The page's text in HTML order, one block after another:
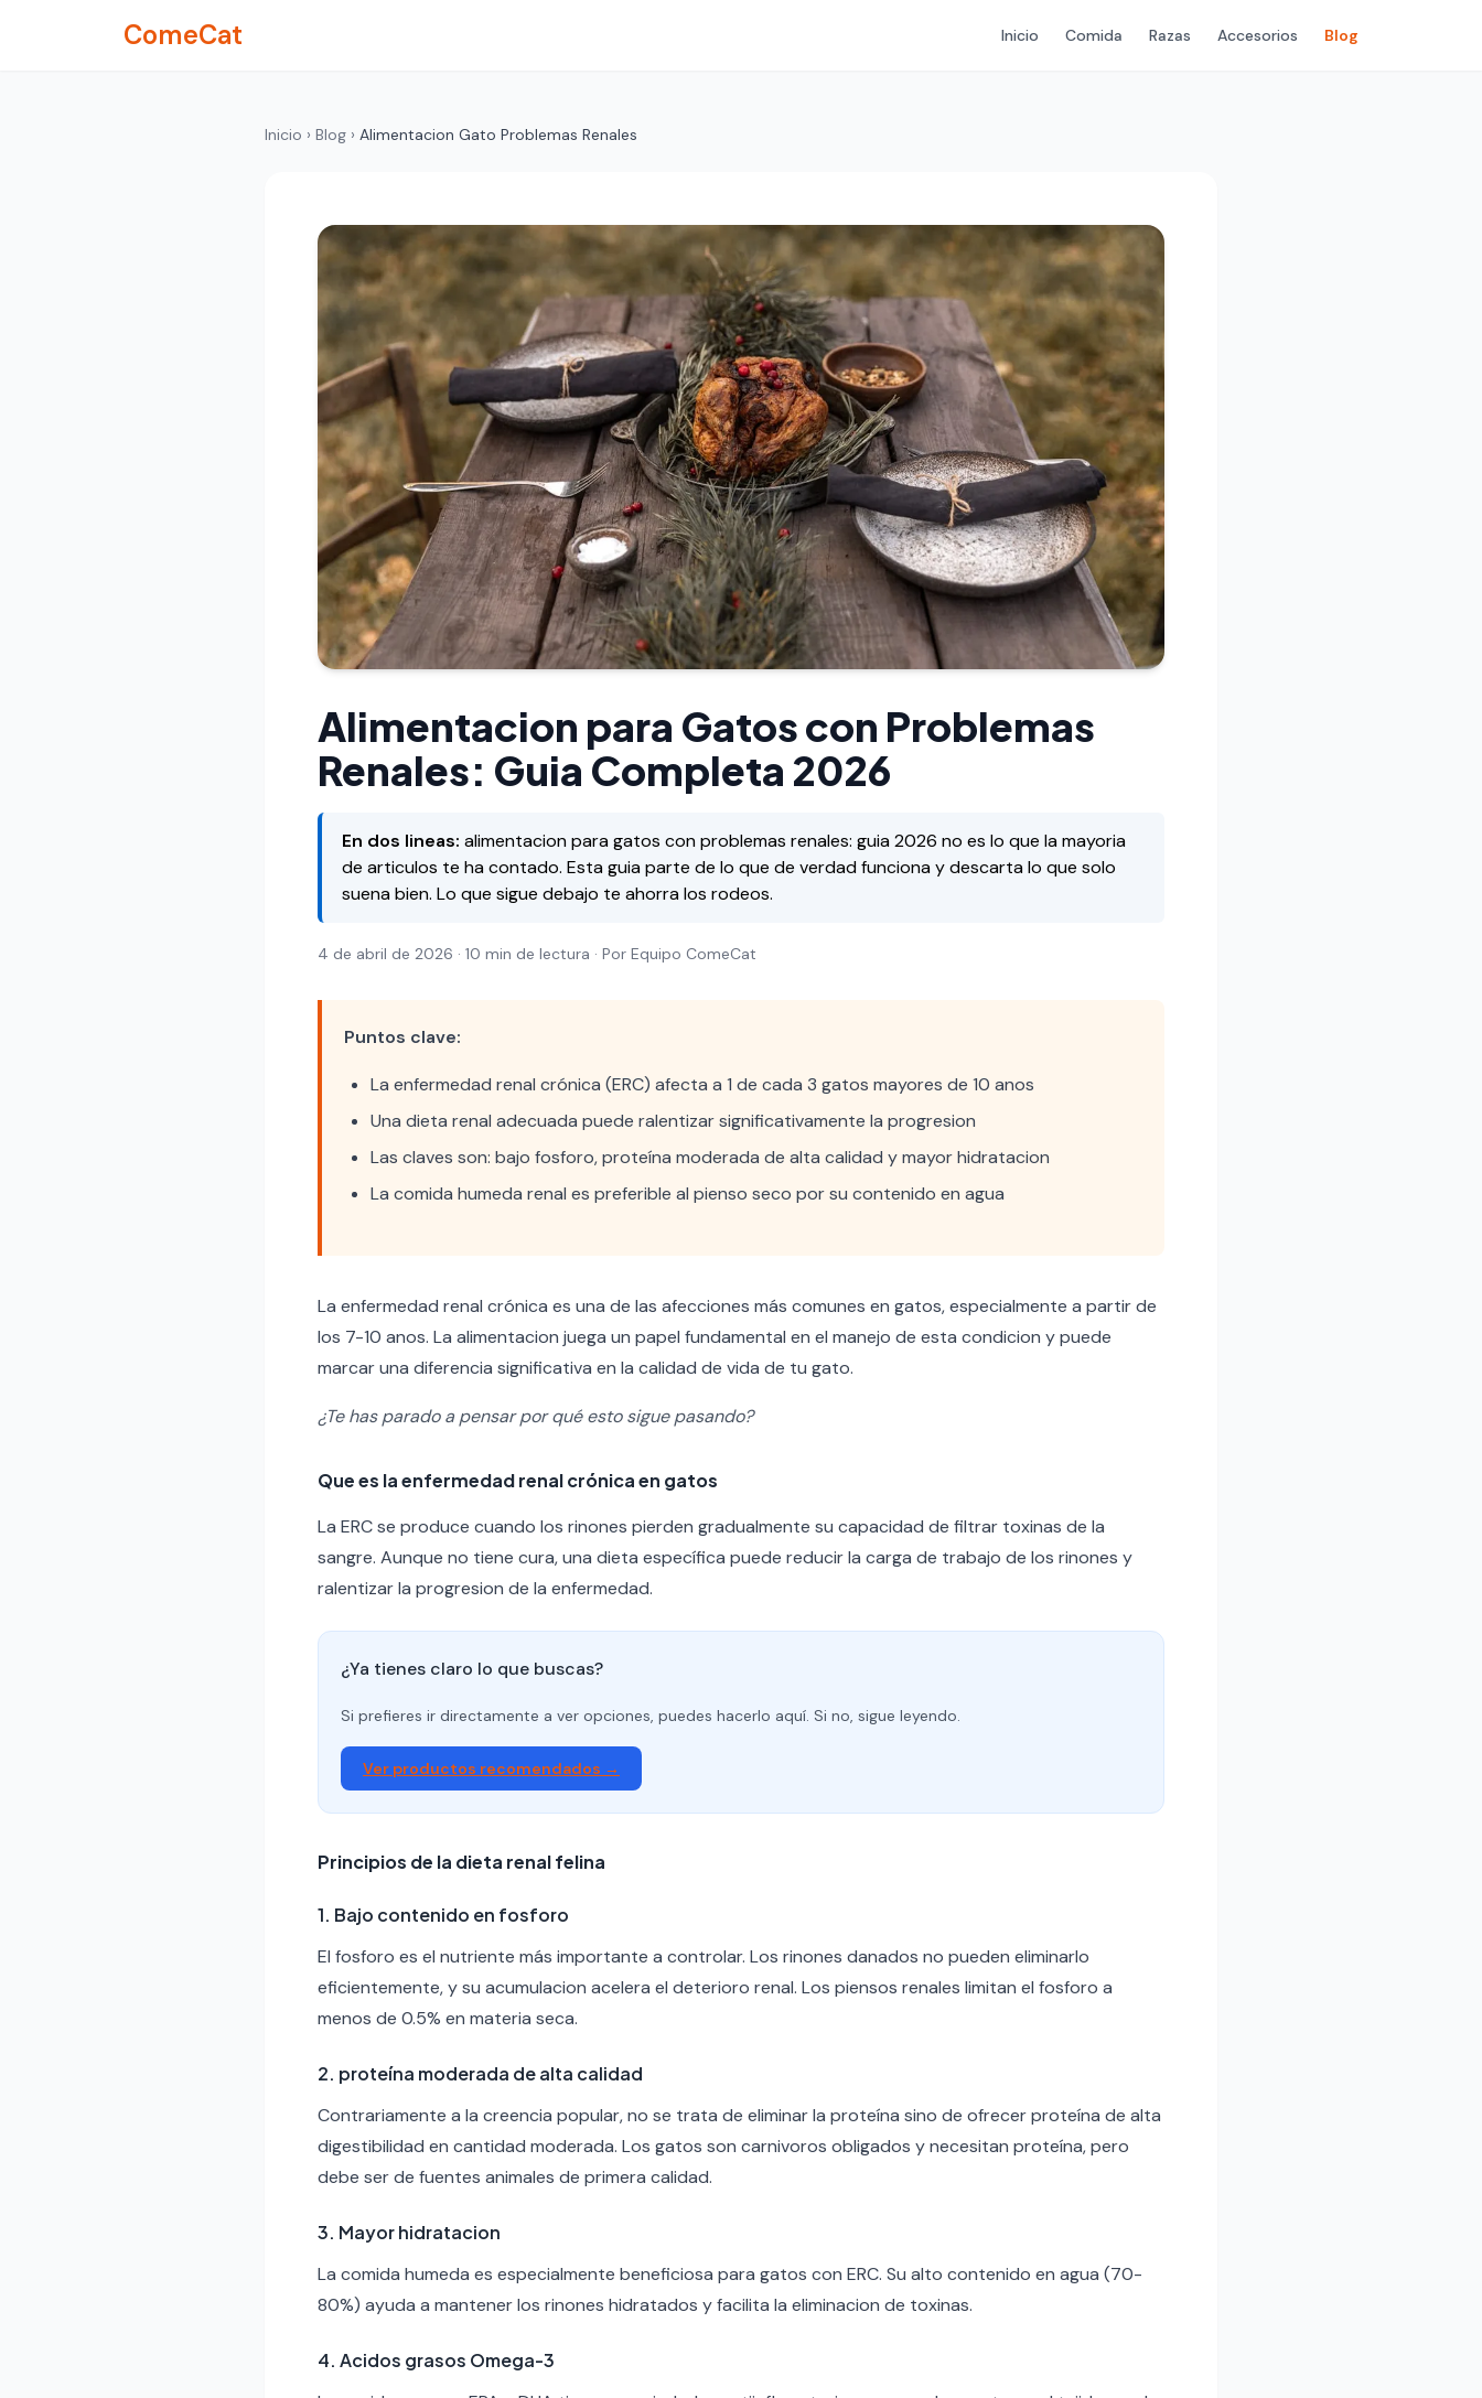
ComeCat Inicio Comida Razas Accesorios Blog
Inicio › Blog › Alimentacion Gato Problemas Renales
Alimentacion para Gatos con Problemas
Renales: Guia Completa 2026
En dos lineas: alimentacion para gatos con problemas renales: guia 2026 no es lo que la mayoria
de articulos te ha contado. Esta guia parte de lo que de verdad funciona y descarta lo que solo
suena bien. Lo que sigue debajo te ahorra los rodeos.
4 de abril de 2026 · 10 min de lectura · Por Equipo ComeCat
Puntos clave:
La enfermedad renal crónica (ERC) afecta a 1 de cada 3 gatos mayores de 10 anos
Una dieta renal adecuada puede ralentizar significativamente la progresion
Las claves son: bajo fosforo, proteína moderada de alta calidad y mayor hidratacion
La comida humeda renal es preferible al pienso seco por su contenido en agua
La enfermedad renal crónica es una de las afecciones más comunes en gatos, especialmente a partir de
los 7-10 anos. La alimentacion juega un papel fundamental en el manejo de esta condicion y puede
marcar una diferencia significativa en la calidad de vida de tu gato.
¿Te has parado a pensar por qué esto sigue pasando?
Que es la enfermedad renal crónica en gatos
La ERC se produce cuando los rinones pierden gradualmente su capacidad de filtrar toxinas de la
sangre. Aunque no tiene cura, una dieta específica puede reducir la carga de trabajo de los rinones y
ralentizar la progresion de la enfermedad.
¿Ya tienes claro lo que buscas?
Si prefieres ir directamente a ver opciones, puedes hacerlo aquí. Si no, sigue leyendo.
Ver productos recomendados →
Principios de la dieta renal felina
1. Bajo contenido en fosforo
El fosforo es el nutriente más importante a controlar. Los rinones danados no pueden eliminarlo
eficientemente, y su acumulacion acelera el deterioro renal. Los piensos renales limitan el fosforo a
menos de 0.5% en materia seca.
2. proteína moderada de alta calidad
Contrariamente a la creencia popular, no se trata de eliminar la proteína sino de ofrecer proteína de alta
digestibilidad en cantidad moderada. Los gatos son carnivoros obligados y necesitan proteína, pero
debe ser de fuentes animales de primera calidad.
3. Mayor hidratacion
La comida humeda es especialmente beneficiosa para gatos con ERC. Su alto contenido en agua (70-
80%) ayuda a mantener los rinones hidratados y facilita la eliminacion de toxinas.
4. Acidos grasos Omega-3